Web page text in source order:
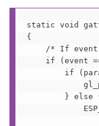
static void
{
/* If
if (event
if
} else